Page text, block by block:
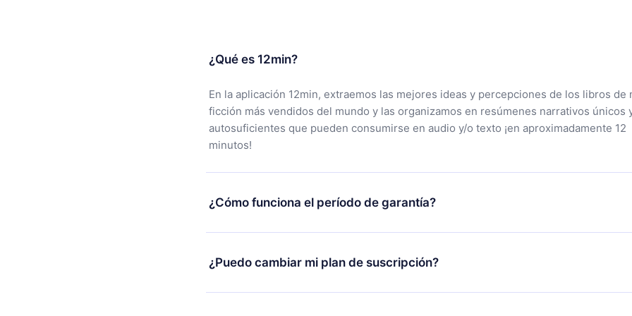
¿Qué es 12min?
En la aplicación 12min, extraemos las mejores ideas y percepciones de los libros de
ficción más vendidos del mundo y las organizamos en resúmenes narrativos únicos
autosuficientes que pueden consumirse en audio y/o texto ¡en aproximadamente 12
minutos!
¿Cómo funciona el período de garantía?
Puedes descargar nuestra aplicación y comenzar a disfrutar de nuestra biblioteca.
alguna razón no estás satisfecho con nuestra plataforma, simplemente contacta a
nuestro equipo de soporte (contacto@12min.com) dentro de los 7 días posteriores a
¿Puedo cambiar mi plan de suscripción?
Sí, pero el cambio solo se aplicará a partir del próximo período de facturación. Por